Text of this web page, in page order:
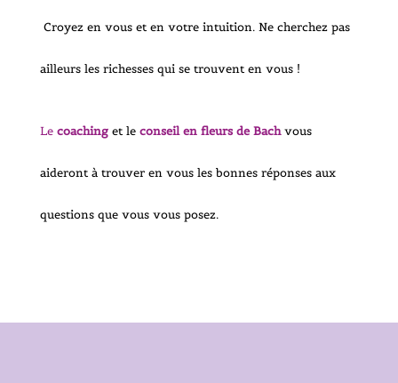
Croyez en vous et en votre intuition. Ne cherchez pas
ailleurs les richesses qui se trouvent en vous !
Le coachinget le conseil en fleurs de Bach vous
aideront à trouver en vous les bonnes réponses aux
questions que vous vous posez.